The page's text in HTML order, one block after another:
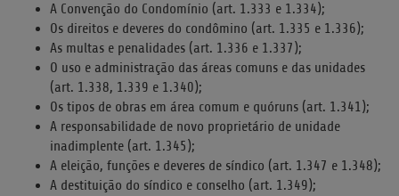
A Convenção do Condomínio (art. 1.333 e 1.334);
Os direitos e deveres do condômino (art. 1.335 e 1.336);
As multas e penalidades (art. 1.336 e 1.337);
O uso e administração das áreas comuns e das unidades
(art. 1.338, 1.339 e 1.340);
Os tipos de obras em área comum e quóruns (art. 1.341);
A responsabilidade de novo proprietário de unidade
inadimplente (art. 1.345);
A eleição, funções e deveres de síndico (art. 1.347 e 1.348);
A destituição do síndico e conselho (art. 1.349);